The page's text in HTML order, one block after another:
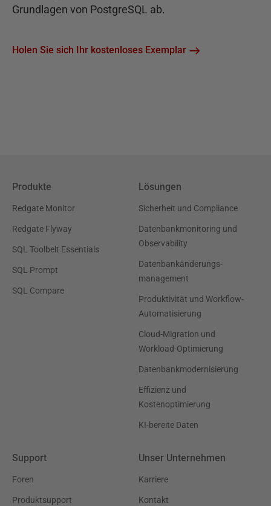
Grundlagen von PostgreSQL ab.
Holen Sie sich Ihr kostenloses Exemplar
Produkte
Redgate Monitor
Redgate Flyway
SQL Toolbelt Essentials
SQL Prompt
SQL Compare
Lösungen
Sicherheit und Compliance
Datenbankmonitoring und
Observability
Datenbankänderungs-
management
Produktivität und Workflow-
Automatisierung
Cloud-Migration und
Workload-Optimierung
Datenbankmodernisierung
Effizienz und
Kostenoptimierung
KI-bereite Daten
Support
Foren
Produktsupport
Unser Unternehmen
Karriere
Kontakt